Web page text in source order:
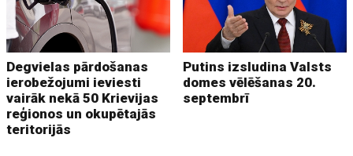
Degvielas pārdošanas
ierobežojumi ieviesti
vairāk nekā 50 Krievijas
reģionos un okupētajās
teritorijās
Putins izsludina Valsts
domes vēlēšanas 20.
septembrī